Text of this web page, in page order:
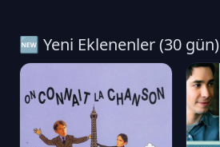
🆕 Yeni Eklenenler (30 gün)